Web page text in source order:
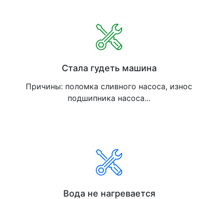
Стала гудеть машина
Причины: поломка сливного насоса, износ
подшипника насоса...
Вода не нагревается